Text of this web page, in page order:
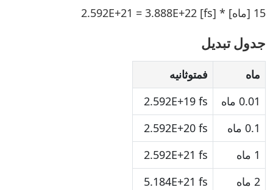
15 [ماه] * 2.592E+21 = 3.888E+22 [fs]
جدول تبدیل
ماه
فمتوثانیه
0.01 ماه
2.592E+19 fs
0.1 ماه
2.592E+20 fs
1 ماه
2.592E+21 fs
2 ماه
5.184E+21 fs